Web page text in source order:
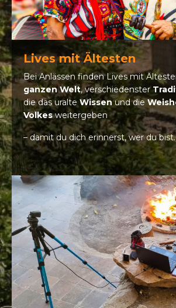
Lives mit Ältesten
Bei Anlässen finden Lives mit
ganzen Welt, verschiedenster
die das uralteWissenund die
Volkesweitergeben
– damit du dich erinnerst, wer du bist.